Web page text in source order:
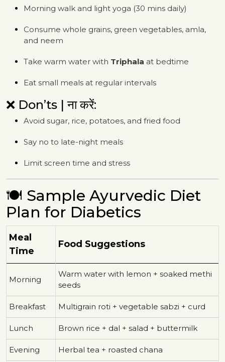
Morning walk and light yoga (30 mins daily)
Consume whole grains, green vegetables, amla,
and neem
Take warm water with Triphala at bedtime
Eat small meals at regular intervals
❌ Don’ts | ना करें:
Avoid sugar, rice, potatoes, and fried food
Say no to late-night meals
Limit screen time and stress
🍽️ Sample Ayurvedic Diet
Plan for Diabetics
Meal
Time
Food Suggestions
Morning
Warm water with lemon + soaked methi
seeds
Breakfast Multigrain roti + vegetable sabzi + curd
Lunch Brown rice + dal + salad + buttermilk
Evening Herbal tea + roasted chana